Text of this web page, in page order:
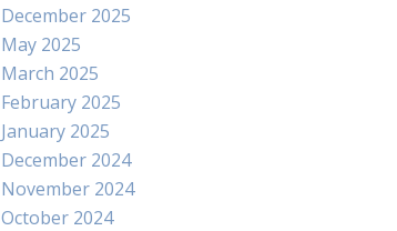
December 2025
May 2025
March 2025
February 2025
January 2025
December 2024
November 2024
October 2024